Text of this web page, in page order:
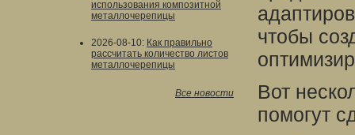
использования композитной
металлочерепицы
2026-08-10: Как правильно
рассчитать количество листов
металлочерепицы
Все новости
чтобы
Вот
помогут